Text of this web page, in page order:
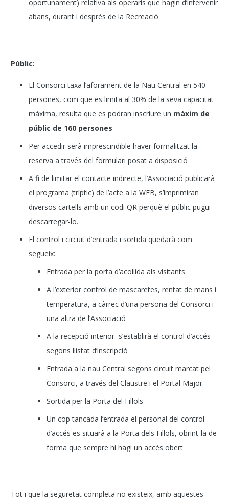
oportunament) relativa als operaris que hagin d’intervenir
abans, durant i després de la Recreació
Públic:
El Consorci taxa l’aforament de la Nau Central en 540
persones, com que es limita al 30% de la seva capacitat
màxima, resulta que es podran inscriure un màxim de
públic de 160 persones
Per accedir serà imprescindible haver formalitzat la
reserva a través del formulari posat a disposició
A fi de limitar el contacte indirecte, l’Associació publicarà
el programa (tríptic) de l’acte a la WEB, s’imprimiran
diversos cartells amb un codi QR perquè el públic pugui
descarregar-lo.
El control i circuit d’entrada i sortida quedarà com
segueix:
Entrada per la porta d’acollida als visitants
A l’exterior control de mascaretes, rentat de mans i
temperatura, a càrrec d’una persona del Consorci i
una altra de l’Associació
A la recepció interior s’establirà el control d’accés
segons llistat d’inscripció
Entrada a la nau Central segons circuit marcat pel
Consorci, a través del Claustre i el Portal Major.
Sortida per la Porta del Fillols
Un cop tancada l’entrada el personal del control
d’accés es situarà a la Porta dels Fillols, obrint-la de
forma que sempre hi hagi un accés obert
Tot i que la seguretat completa no existeix, amb aquestes